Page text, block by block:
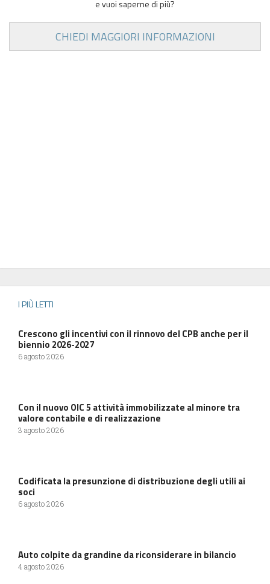
e vuoi saperne di più?
CHIEDI MAGGIORI INFORMAZIONI
I PIÙ LETTI
Crescono gli incentivi con il rinnovo del CPB anche per il
biennio 2026-2027
6 agosto 2026
Con il nuovo OIC 5 attività immobilizzate al minore tra
valore contabile e di realizzazione
3 agosto 2026
Codificata la presunzione di distribuzione degli utili ai
soci
6 agosto 2026
Auto colpite da grandine da riconsiderare in bilancio
4 agosto 2026